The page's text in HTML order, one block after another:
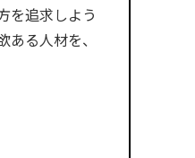
を追求しよう
る人材を、